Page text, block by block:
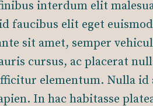
interdum elit
faucibus elit eget
sit amet, semper
cursus, ac placerat
elementum. Nulla id
In hac habitasse